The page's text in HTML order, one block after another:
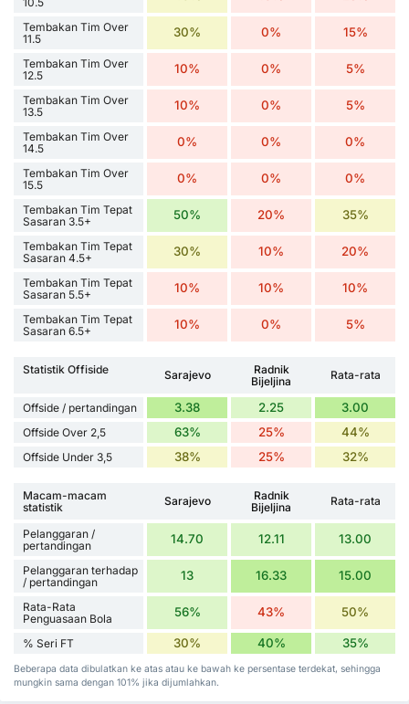
Tembakan Tim Over
11.5
30% 0% 15%
Tembakan Tim Over
12.5
10% 0% 5%
Tembakan Tim Over
13.5
10% 0% 5%
Tembakan Tim Over
14.5
0% 0% 0%
Tembakan Tim Over
15.5
0% 0% 0%
Tembakan Tim Tepat
Sasaran 3.5+
50% 20% 35%
Tembakan Tim Tepat
Sasaran 4.5+
30% 10% 20%
Tembakan Tim Tepat
Sasaran 5.5+
10% 10% 10%
Tembakan Tim Tepat
Sasaran 6.5+
10% 0% 5%
Statistik Offiside Sarajevo
Radnik
Bijeljina
Rata-rata
Offside / pertandingan 3.38 2.25 3.00
Offside Over 2,5 63% 25% 44%
Offside Under 3,5 38% 25% 32%
Macam-macam
statistik
Sarajevo
Radnik
Bijeljina
Rata-rata
Pelanggaran /
pertandingan
14.70 12.11 13.00
Pelanggaran terhadap
/ pertandingan
13 16.33 15.00
Rata-Rata
Penguasaan Bola
56% 43% 50%
% Seri FT 30% 40% 35%
Beberapa data dibulatkan ke atas atau ke bawah ke persentase terdekat, sehingga
mungkin sama dengan 101% jika dijumlahkan.